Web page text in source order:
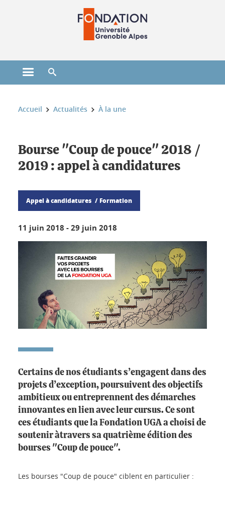
Ouvrir le menu principal
Vous êtes ici :
Accueil Actualités À la une
Bourse "Coup de pouce" 2018 /
2019 : appel à candidatures
Appel à candidatures Formation
11 juin 2018 -29 juin 2018
Certains de nos étudiants s’engagent dans des
projets d’exception, poursuivent des objectifs
ambitieux ou entreprennent des démarches
innovantes en lien avec leur cursus. Ce sont
ces étudiants que la Fondation UGA a choisi de
soutenir àtravers sa quatrième édition des
bourses "Coup de pouce".
Les bourses "Coup de pouce" ciblent en particulier :